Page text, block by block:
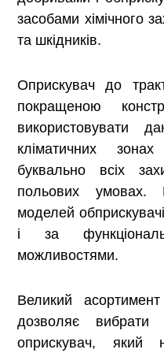
засобами хімічного
та шкідників.
Оприскувач до
покращеною
використовувати
кліматичних
буквально всіх
польових
моделей
і за
можливостями.
Великий
дозволяє вибрати
оприскувач, який